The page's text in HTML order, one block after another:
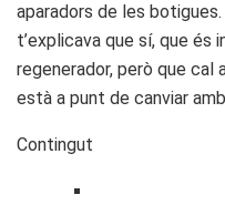
aparadors de les botigues.
t’explicava que sí, que és
regenerador, però que cal
està a punt de canviar
Contingut